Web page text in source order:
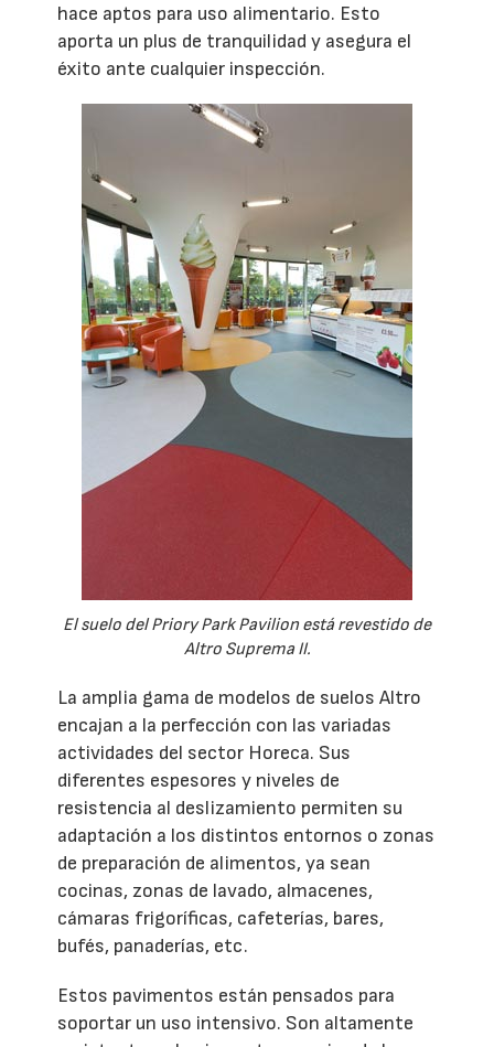
hace aptos para uso alimentario. Esto
aporta un plus de tranquilidad y asegura el
éxito ante cualquier inspección.
El suelo del Priory Park Pavilion está revestido de
Altro Suprema II.
La amplia gama de modelos de suelos Altro
encajan a la perfección con las variadas
actividades del sector Horeca. Sus
diferentes espesores y niveles de
resistencia al deslizamiento permiten su
adaptación a los distintos entornos o zonas
de preparación de alimentos, ya sean
cocinas, zonas de lavado, almacenes,
cámaras frigoríficas, cafeterías, bares,
bufés, panaderías, etc.
Estos pavimentos están pensados para
soportar un uso intensivo. Son altamente